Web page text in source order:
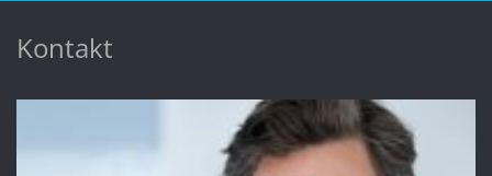
Kontakt